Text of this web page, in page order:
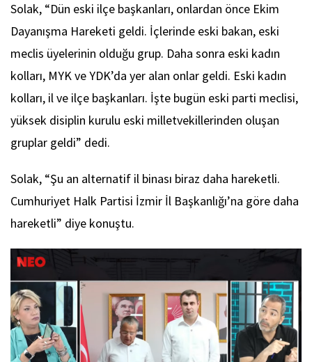
Solak, “Dün eski ilçe başkanları, onlardan önce Ekim
Dayanışma Hareketi geldi. İçlerinde eski bakan, eski
meclis üyelerinin olduğu grup. Daha sonra eski kadın
kolları, MYK ve YDK’da yer alan onlar geldi. Eski kadın
kolları, il ve ilçe başkanları. İşte bugün eski parti meclisi,
yüksek disiplin kurulu eski milletvekillerinden oluşan
gruplar geldi” dedi.
Solak, “Şu an alternatif il binası biraz daha hareketli.
Cumhuriyet Halk Partisi İzmir İl Başkanlığı’na göre daha
hareketli” diye konuştu.